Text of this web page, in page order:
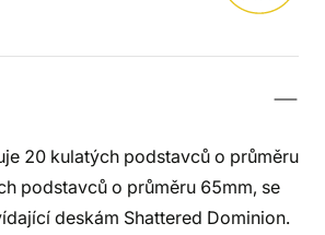
20 kulatých podstavců o průměru
podstavců o průměru 65mm, se
deskám Shattered Dominion.